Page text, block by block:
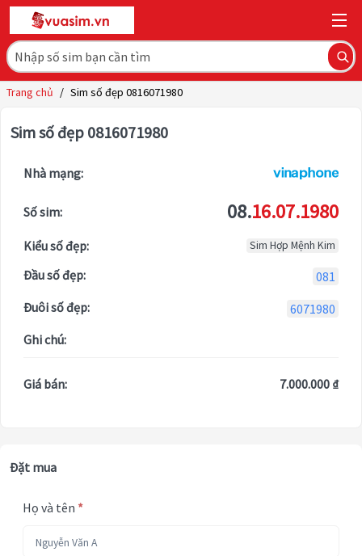
Trang chủ / Sim số đẹp 0816071980
Sim số đẹp 0816071980
Nhà mạng:
Số sim: 08.16.07.1980
Kiểu số đẹp: Sim Hợp Mệnh Kim
Đầu số đẹp:
081
Đuôi số đẹp:
6071980
Ghi chú:
Giá bán: 7.000.000 ₫
Đặt mua
Họ và tên *